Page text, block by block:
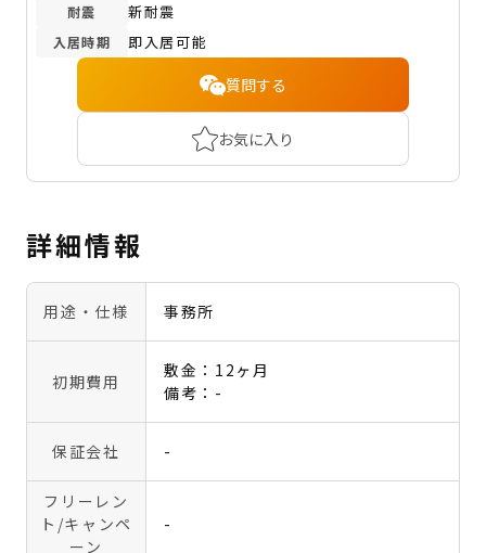
耐震 新耐震
入居時期 即入居可能
質問する
お気に入り
詳細情報
用途・仕様 事務所
初期費用
敷金：12ヶ月
備考：-
保証会社 -
フリーレン
ト /キャンペ
ーン
-